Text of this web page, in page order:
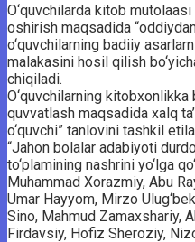
O‘quvchilarda kitob
oshirish maqsadida
o‘quvchilarning badiiy
malakasini hosil qilish
chiqiladi.
O‘quvchilarning kitobxonlikka
quvvatlash maqsadida xalq
o‘quvchi” tanlovini tashkil
“Jahon bolalar adabiyoti
to‘plamining nashrini yo‘lga
Muhammad Xorazmiy, Abu
Umar Hayyom, Mirzo
Sino, Mahmud Zamaxshariy,
Firdavsiy, Hofiz Sheroziy,